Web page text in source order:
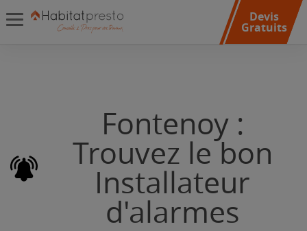
Devis
Gratuits
Fontenoy :
Trouvez le bon
Installateur
d'alarmes